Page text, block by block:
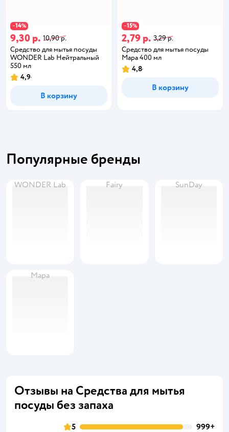
−14%
9,30 р. 10,90 р.
Средство для мытья посуды
WONDER Lab Нейтральный
550 мл
4,9
В корзину
−15%
2,79 р. 3,29 р.
Средство для мытья посуды
Мара 400 мл
4,8
В корзину
Популярные бренды
WONDER Lab Fairy SunDay
Мара
Отзывы на Средства для мытья
посуды без запаха
5
999+